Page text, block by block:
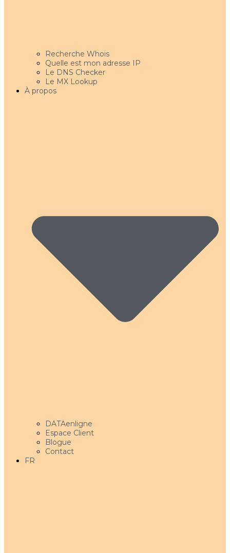
Recherche Whois
Quelle est mon adresse IP
Le DNS Checker
Le MX Lookup
À propos
DATAenligne
Espace Client
Blogue
Contact
FR